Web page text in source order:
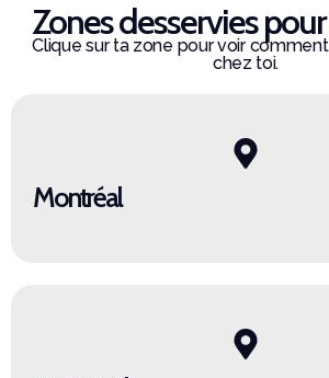
Zones desservies
Clique sur ta zone pour voir
chez toi.
Montréal